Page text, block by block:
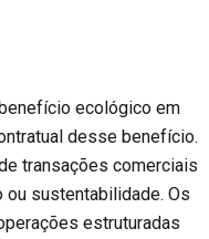
ecológico em
desse benefício.
transações comerciais
ou sustentabilidade. Os
estruturadas